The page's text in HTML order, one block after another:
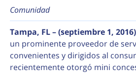
Comunidad
Tampa, FL – (septiembre 1,
un prominente proveedor de
convenientes y dirigidos al
recientemente otorgó mini